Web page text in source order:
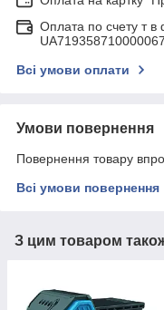
Оплата по счету т
Всі умови оплати
Умови повернення
Повернення товару
Всі умови повернення
З цим товаром